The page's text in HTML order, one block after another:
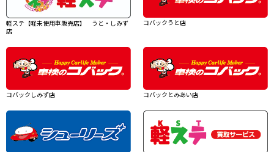
軽ステ【軽未使用車販売店】 うと・しみず
店
コバックうと店
コバックしみず店 コバックとみあい店